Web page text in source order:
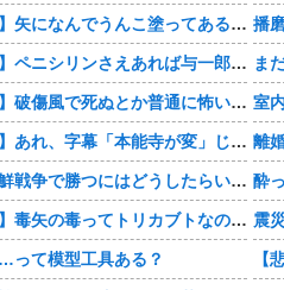
【豊臣兄弟！】矢になんでうんこ塗ってあるんだよ・・・・
【豊臣兄弟！】ペニシリンさえあれば与一郎助かったのか・・・？
【豊臣兄弟！】破傷風で死ぬとか普通に怖い・・・・
【豊臣兄弟！】あれ、字幕「本能寺が変」じゃなかった・・・？
アメリカが朝鮮戦争で勝つにはどうしたらいいのか？
【豊臣兄弟！】毒矢の毒ってトリカブトなのかな・・・？
って模型工具ある？
播